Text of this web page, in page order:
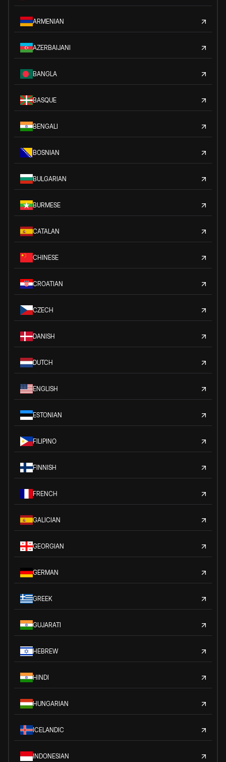
ARMENIAN
AZERBAIJANI
BANGLA
BASQUE
BENGALI
BOSNIAN
BULGARIAN
BURMESE
CATALAN
CHINESE
CROATIAN
CZECH
DANISH
DUTCH
ENGLISH
ESTONIAN
FILIPINO
FINNISH
FRENCH
GALICIAN
GEORGIAN
GERMAN
GREEK
GUJARATI
HEBREW
HINDI
HUNGARIAN
ICELANDIC
INDONESIAN